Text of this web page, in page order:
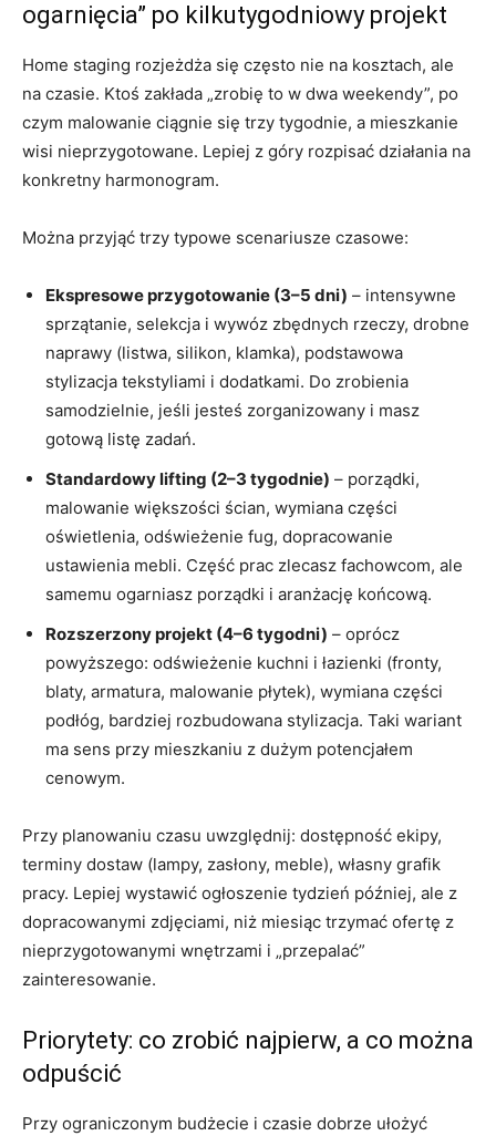
ogarnięcia” po kilkutygodniowy projekt
Home staging rozjeżdża się często nie na kosztach, ale
na czasie. Ktoś zakłada „zrobię to w dwa weekendy”, po
czym malowanie ciągnie się trzy tygodnie, a mieszkanie
wisi nieprzygotowane. Lepiej z góry rozpisać działania na
konkretny harmonogram.
Można przyjąć trzy typowe scenariusze czasowe:
Ekspresowe przygotowanie (3–5 dni) – intensywne
sprzątanie, selekcja i wywóz zbędnych rzeczy, drobne
naprawy (listwa, silikon, klamka), podstawowa
stylizacja tekstyliami i dodatkami. Do zrobienia
samodzielnie, jeśli jesteś zorganizowany i masz
gotową listę zadań.
Standardowy lifting (2–3 tygodnie) – porządki,
malowanie większości ścian, wymiana części
oświetlenia, odświeżenie fug, dopracowanie
ustawienia mebli. Część prac zlecasz fachowcom, ale
samemu ogarniasz porządki i aranżację końcową.
Rozszerzony projekt (4–6 tygodni) – oprócz
powyższego: odświeżenie kuchni i łazienki (fronty,
blaty, armatura, malowanie płytek), wymiana części
podłóg, bardziej rozbudowana stylizacja. Taki wariant
ma sens przy mieszkaniu z dużym potencjałem
cenowym.
Przy planowaniu czasu uwzględnij: dostępność ekipy,
terminy dostaw (lampy, zasłony, meble), własny grafik
pracy. Lepiej wystawić ogłoszenie tydzień później, ale z
dopracowanymi zdjęciami, niż miesiąc trzymać ofertę z
nieprzygotowanymi wnętrzami i „przepalać”
zainteresowanie.
Priorytety: co zrobić najpierw, a co można
odpuścić
Przy ograniczonym budżecie i czasie dobrze ułożyć